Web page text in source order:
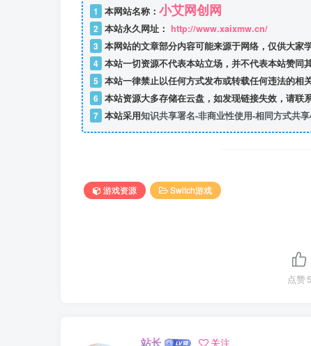
1 本网站名称： 小艾网创网
2 本站永久网址： http://www.xaixmw.cn/
3 本网站的文章部分内容可能来源于网络，仅供大家
4 本站一切资源不代表本站立场，并不代表本站赞同
5 本站一律禁止以任何方式发布或转载任何违法的相
6 本站资源大多存储在云盘，如发现链接失效，请联
7 本站采用知识共享署名-非商业性使用-相同方式共
游戏资源 Switch游戏
点赞5
站长 关注